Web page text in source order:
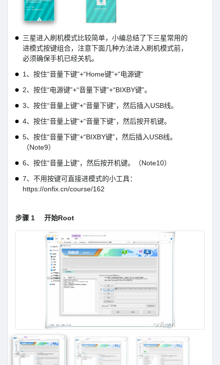
三星进入刷机模式比较简单，小编总结了下三星常用的
进模式按键组合，注意下面几种方法进入刷机模式前，
必须确保手机已经关机。
1、按住“音量下键”+“Home键”+“电源键”
2、按住“电源键”+“音量下键”+“BIXBY键”。
3、按住“音量上键”+“音量下键”，然后插入USB线。
4、按住“音量上键”+“音量下键”，然后按开机键。
5、按住“音量下键”+“BIXBY键”，然后插入USB线。
（Note9）
6、按住“音量上键”，然后按开机键。（Note10）
7、不用按键可直接进模式的小工具：
https://onfix.cn/course/162
步骤 1 开始Root